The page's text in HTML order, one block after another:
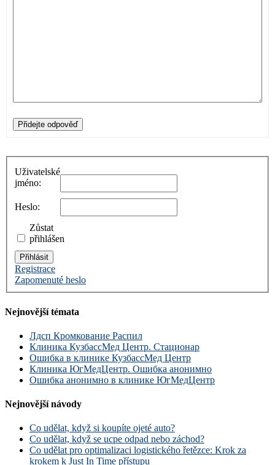
Přidejte odpověď
Uživatelské
jméno:
Heslo:
Zůstat
přihlášen
Přihlásit
Registrace
Zapomenuté heslo
Nejnovější témata
Лдсп Кромкование Распил
Клиника КузбассМед Центр. Стационар
Ошибка в клинике КузбассМед Центр
Клиника ЮгМедЦентр. Ошибка анонимно
Ошибка анонимно в клинике ЮгМедЦентр
Nejnovější návody
Co udělat, když si koupíte ojeté auto?
Co udělat, když se ucpe odpad nebo záchod?
Co udělat pro optimalizaci logistického řetězce: Krok za
krokem k Just In Time přístupu